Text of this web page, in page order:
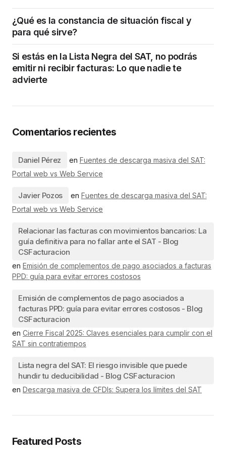
¿Qué es la constancia de situación fiscal y
para qué sirve?
Si estás en la Lista Negra del SAT, no podrás
emitir ni recibir facturas: Lo que nadie te
advierte
Comentarios recientes
Daniel Pérez en Fuentes de descarga masiva del SAT:
Portal web vs Web Service
Javier Pozos en Fuentes de descarga masiva del SAT:
Portal web vs Web Service
Relacionar las facturas con movimientos bancarios: La
guía definitiva para no fallar ante el SAT - Blog
CSFacturacion
en Emisión de complementos de pago asociados a facturas
PPD: guía para evitar errores costosos
Emisión de complementos de pago asociados a
facturas PPD: guía para evitar errores costosos - Blog
CSFacturacion
en Cierre Fiscal 2025: Claves esenciales para cumplir con el
SAT sin contratiempos
Lista negra del SAT: El riesgo invisible que puede
hundir tu deducibilidad - Blog CSFacturacion
en Descarga masiva de CFDIs: Supera los límites del SAT
Featured Posts